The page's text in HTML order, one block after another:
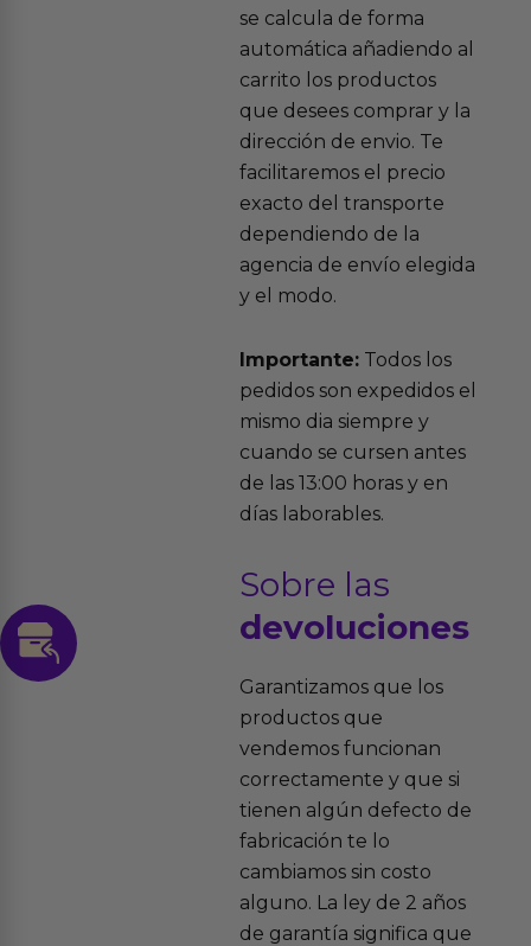
se calcula de forma
automática añadiendo al
carrito los productos
que desees comprar y la
dirección de envio. Te
facilitaremos el precio
exacto del transporte
dependiendo de la
agencia de envío elegida
y el modo.
Importante:Todos los
pedidos son expedidos el
mismo dia siempre y
cuando se cursen antes
de las 13:00 horas y en
días laborables.
Sobre las
devoluciones
Garantizamos que los
productos que
vendemos funcionan
correctamente y que si
tienen algún defecto de
fabricación te lo
cambiamos sin costo
alguno. La ley de 2 años
de garantía significa que